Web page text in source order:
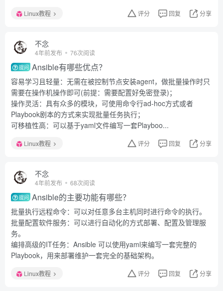
Linux教程 评分 回复 分享
不念
4年前发布 76次阅读
提问 Ansible有哪些优点？
容易学习且轻量：无需在被控制节点安装agent，做批量操作时只
需要在操作机操作即可(前提：需要配置好免密登录)；
操作灵活：具有众多的模块，可使用命令行ad-hoc方式或者
Playbook剧本的方式来实现批量任务执行；
可移植性高：可以基于yaml文件编写一套Playboo...
Linux教程 评分 回复 分享
不念
4年前发布 68次阅读
提问 Ansible的主要功能有哪些？
批量执行远程命令：可以对任意多台主机同时进行命令的执行。
批量配置软件服务：可以进行自动化的方式部署、配置及管理服
务。
编排高级的IT任务：Ansible 可以使用yaml来编写一套完整的
Playbook，用来部署维护一套完全的基础架构。
Linux教程 评分 回复 分享